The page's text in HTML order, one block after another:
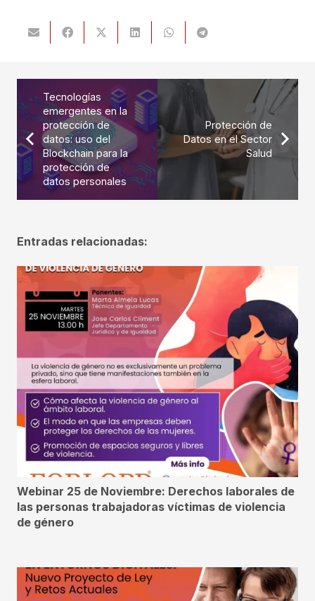
Tecnologías
emergentes en la
protección de
datos: uso del
Blockchain para la
protección de
datos personales
Protección de
Datos en el Sector
Salud
Entradas relacionadas:
Webinar 25 de Noviembre: Derechos laborales de
las personas trabajadoras víctimas de violencia
de género